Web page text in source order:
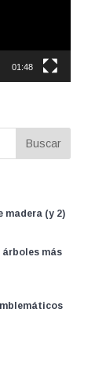
01:48
madera (y 2)
más